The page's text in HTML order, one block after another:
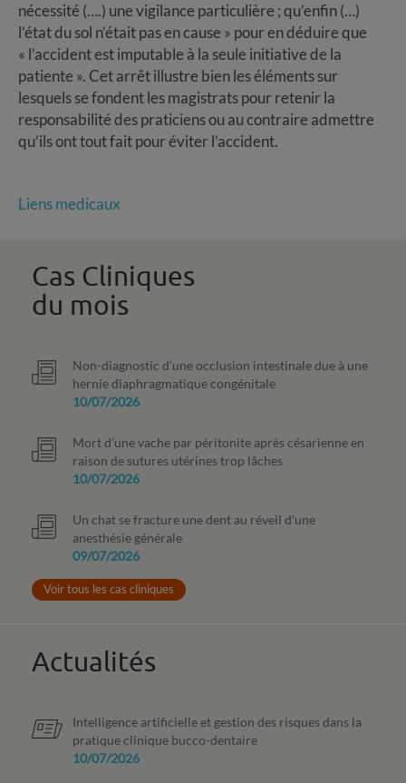
nécessité (….) une vigilance particulière ; qu’enfin (…)
l’état du sol n’était pas en cause » pour en déduire que
« l’accident est imputable à la seule initiative de la
patiente ». Cet arrêt illustre bien les éléments sur
lesquels se fondent les magistrats pour retenir la
responsabilité des praticiens ou au contraire admettre
qu’ils ont tout fait pour éviter l’accident.
Liens medicaux
Cas Cliniques
du mois
Non-diagnostic d’une occlusion intestinale due à une
hernie diaphragmatique congénitale
10/07/2026
Mort d’une vache par péritonite après césarienne en
raison de sutures utérines trop lâches
10/07/2026
Un chat se fracture une dent au réveil d'une
anesthésie générale
09/07/2026
Voir tous les cas cliniques
Actualités
Intelligence artificielle et gestion des risques dans la
pratique clinique bucco-dentaire
10/07/2026